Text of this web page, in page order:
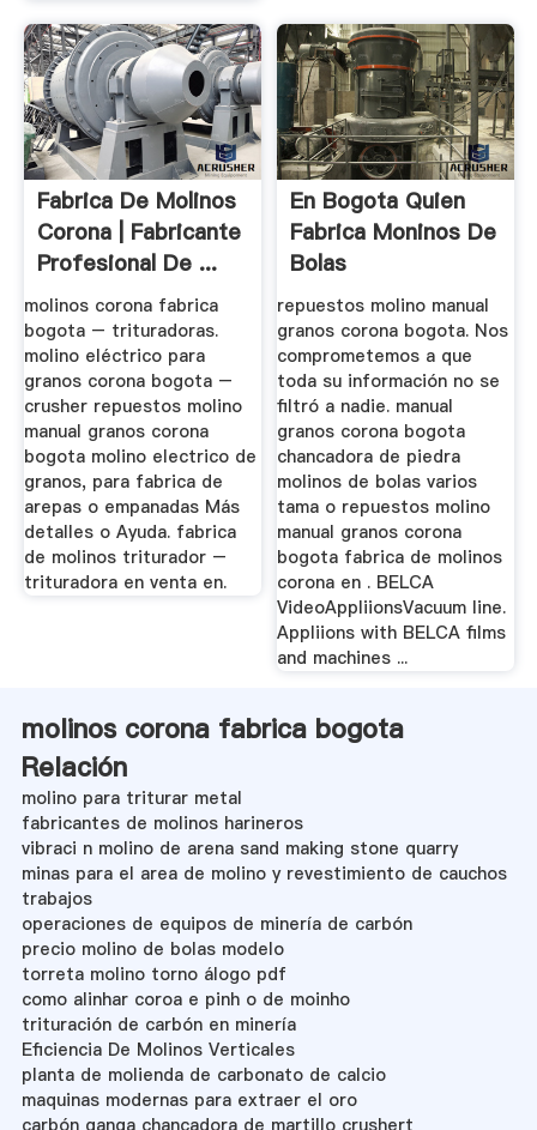
Fabrica De Molinos
Corona | Fabricante
Profesional De ...
molinos corona fabrica
bogota – trituradoras.
molino eléctrico para
granos corona bogota –
crusher repuestos molino
manual granos corona
bogota molino electrico de
granos, para fabrica de
arepas o empanadas Más
detalles o Ayuda. fabrica
de molinos triturador –
trituradora en venta en.
En Bogota Quien
Fabrica Moninos De
Bolas
repuestos molino manual
granos corona bogota. Nos
comprometemos a que
toda su información no se
filtró a nadie. manual
granos corona bogota
chancadora de piedra
molinos de bolas varios
tama o repuestos molino
manual granos corona
bogota fabrica de molinos
corona en . BELCA
VideoAppliionsVacuum line.
Appliions with BELCA films
and machines ...
molinos corona fabrica bogota
Relación
molino para triturar metal
fabricantes de molinos harineros
vibraci n molino de arena sand making stone quarry
minas para el area de molino y revestimiento de cauchos
trabajos
operaciones de equipos de minería de carbón
precio molino de bolas modelo
torreta molino torno álogo pdf
como alinhar coroa e pinh o de moinho
trituración de carbón en minería
Eficiencia De Molinos Verticales
planta de molienda de carbonato de calcio
maquinas modernas para extraer el oro
carbón ganga chancadora de martillo crushert